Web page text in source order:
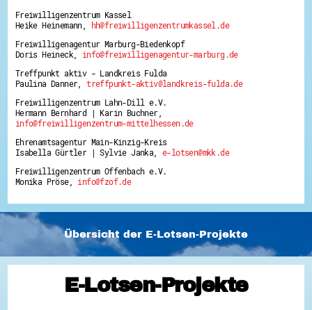
Freiwilligenzentrum Kassel
Heike Heinemann,
hh@freiwilligenzentrumkassel.de
Freiwilligenagentur Marburg-Biedenkopf
Doris Heineck, info@freiwilligenagentur-marburg.de
Treffpunkt aktiv - Landkreis Fulda
Paulina Danner,treffpunkt-aktiv@landkreis-fulda.de
Freiwilligenzentrum Lahn-Dill e.V.
Hermann Bernhard | Karin Buchner,
info@freiwilligenzentrum-mittelhessen.de
Ehrenamtsagentur Main-Kinzig-Kreis
Isabella Gürtler | Sylvie Janka,e-lotsen@mkk.de
Freiwilligenzentrum Offenbach e.V.
Monika Pröse, info@fzof.de
Übersicht der E-Lotsen-Projekte
E-Lotsen-Projekte